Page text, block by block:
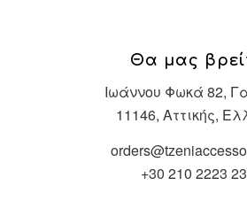
Θα μας
Ιωάννου Φωκά 82,
11146, Αττικής,
+30 210 2223